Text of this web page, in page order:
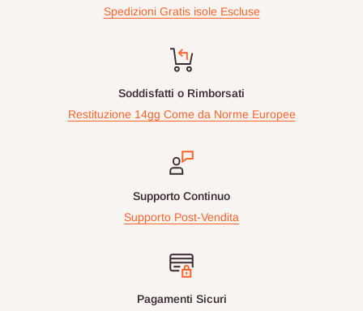
Spedizioni Gratis isole Escluse
Soddisfatti o Rimborsati
Restituzione 14gg Come da Norme Europee
Supporto Continuo
Supporto Post-Vendita
Pagamenti Sicuri